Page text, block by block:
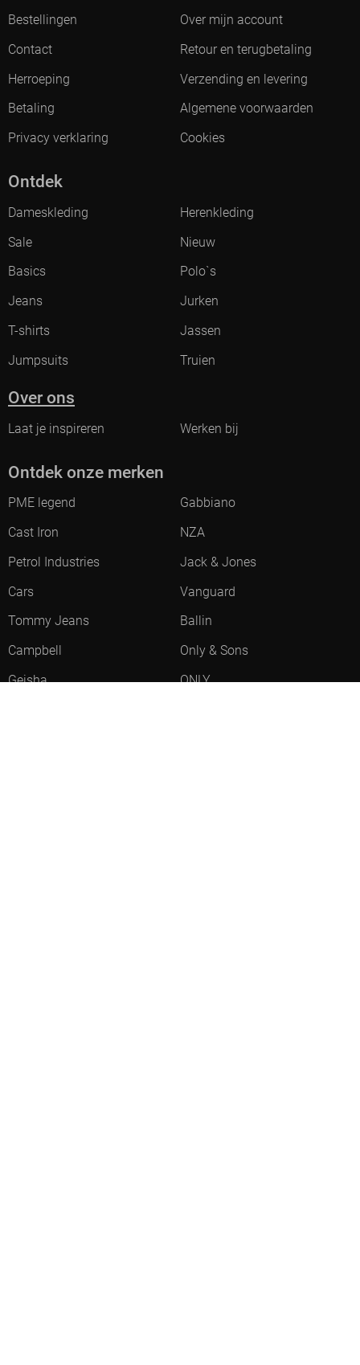
Bestellingen
Over mijn account
Contact
Retour en terugbetaling
Herroeping
Verzending en levering
Betaling
Algemene voorwaarden
Privacy verklaring
Cookies
Ontdek
Dameskleding
Herenkleding
Sale
Nieuw
Basics
Polo`s
Jeans
Jurken
T-shirts
Jassen
Jumpsuits
Truien
Over ons
Laat je inspireren Werken bij
Ontdek onze merken
PME legend
Gabbiano
Cast Iron
NZA
Petrol Industries
Jack & Jones
Cars
Vanguard
Tommy Jeans
Ballin
Campbell
Only & Sons
Geisha
ONLY